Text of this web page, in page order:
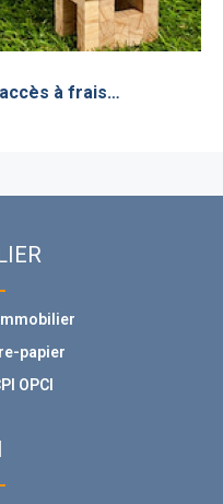
à frais…
papier
OPCI